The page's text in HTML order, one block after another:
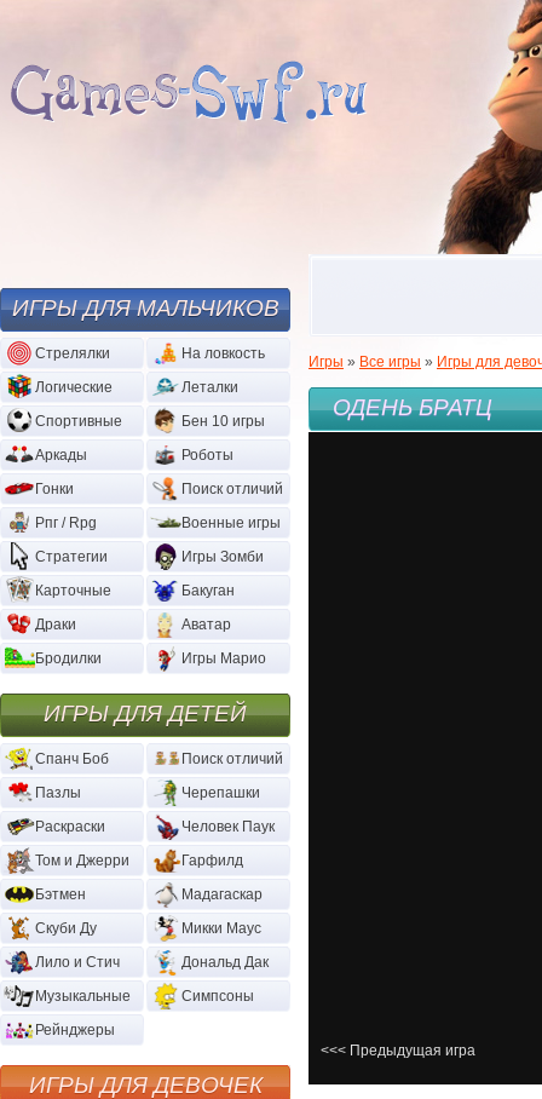
Игры » Все игры » Игры для
ОДЕНЬ БРАТЦ
<<< Предыдущая игра
ИГРЫ ДЛЯ МАЛЬЧИКОВ
Стрелялки
На ловкость
Логические
Леталки
Спортивные
Бен 10 игры
Аркады
Роботы
Гонки
Поиск отличий
Рпг / Rpg
Военные игры
Стратегии
Игры Зомби
Карточные
Бакуган
Драки
Аватар
Бродилки
Игры Марио
ИГРЫ ДЛЯ ДЕТЕЙ
Спанч Боб
Поиск отличий
Пазлы
Черепашки
Раскраски
Человек Паук
Том и Джерри
Гарфилд
Бэтмен
Мадагаскар
Скуби Ду
Микки Маус
Лило и Стич
Дональд Дак
Музыкальные
Симпсоны
Рейнджеры
ИГРЫ ДЛЯ ДЕВОЧЕК